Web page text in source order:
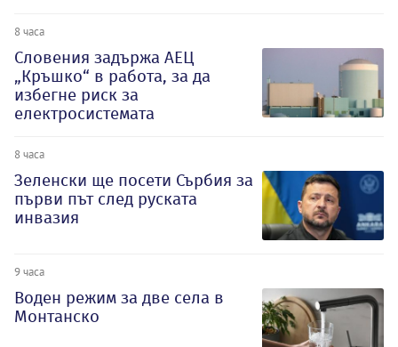
8 часа
Словения задържа АЕЦ
„Кръшко“ в работа, за да
избегне риск за
електросистемата
8 часа
Зеленски ще посети Сърбия за
първи път след руската
инвазия
9 часа
Воден режим за две села в
Монтанско